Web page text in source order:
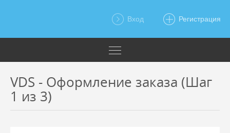
Вход Регистрация
VDS - Оформление заказа (Шаг
1 из 3)